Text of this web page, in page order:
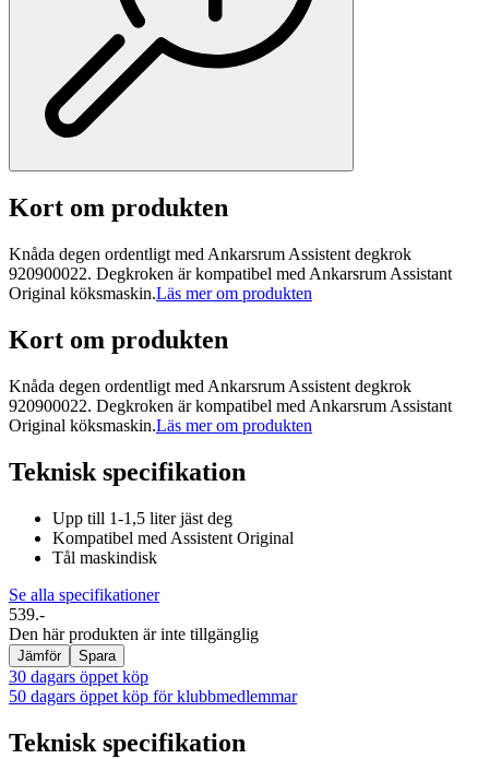
Kort om produkten
Knåda degen ordentligt med Ankarsrum Assistent degkrok
920900022. Degkroken är kompatibel med Ankarsrum Assistant
Original köksmaskin.Läs mer om produkten
Kort om produkten
Knåda degen ordentligt med Ankarsrum Assistent degkrok
920900022. Degkroken är kompatibel med Ankarsrum Assistant
Original köksmaskin.Läs mer om produkten
Teknisk specifikation
Upp till 1-1,5 liter jäst deg
Kompatibel med Assistent Original
Tål maskindisk
Se alla specifikationer
539.-
Den här produkten är inte tillgänglig
Jämför Spara
30 dagars öppet köp
50 dagars öppet köp för klubbmedlemmar
Teknisk specifikation